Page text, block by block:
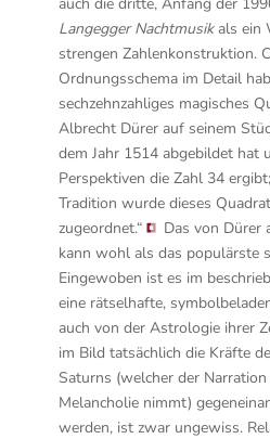
Langegger Nachtmusik als ein
strengen Zahlenkonstruktion.
Ordnungsschema im Detail
sechzehnzahliges magisches
Albrecht Dürer auf seinem
dem Jahr 1514 abgebildet hat
Perspektiven die Zahl 34
Tradition wurde dieses
zugeordnet.“
Das von Dürer
kann wohl als das populärste
Eingewoben ist es im
eine rätselhafte,
auch von der Astrologie ihrer
im Bild tatsächlich die Kräfte
Saturns (welcher der
Melancholie nimmt)
werden, ist zwar ungewiss.